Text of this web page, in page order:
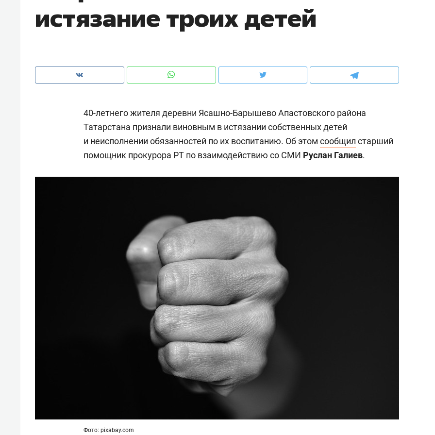
истязание троих детей
40-летнего жителя деревни Ясашно-Барышево Апастовского района
Татарстана признали виновным в истязании собственных детей
и неисполнении обязанностей по их воспитанию. Об этом сообщил старший
помощник прокурора РТ по взаимодействию со СМИ Руслан Галиев.
Фото: pixabay.com
чем интересен Оман?
о трехкратном росте цен, дотошных
клиентах и чудных запросах мастеров
Рекомендуем Рекомендуем
свою сверхнагрузку
стрессом»
Рекомендуем